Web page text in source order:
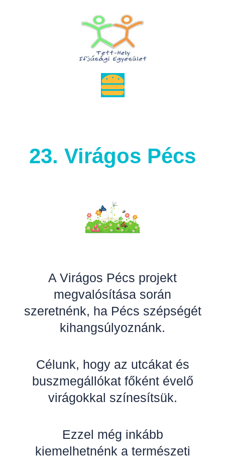
Menu
23. Virágos Pécs
A Virágos Pécs projekt
megvalósítása során
szeretnénk, ha Pécs szépségét
kihangsúlyoznánk.
Célunk, hogy az utcákat és
buszmegállókat főként évelő
virágokkal színesítsük.
Ezzel még inkább
kiemelhetnénk a természeti